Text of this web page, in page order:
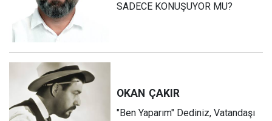
SADECE KONUŞUYOR MU?
OKAN ÇAKIR
"Ben Yaparım" Dediniz, Vatandaşı